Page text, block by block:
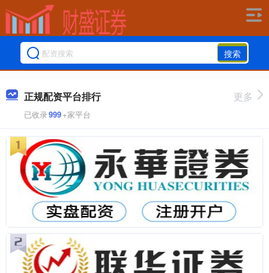
搜索
正规配资平台排行
已收录999+家平台
更多